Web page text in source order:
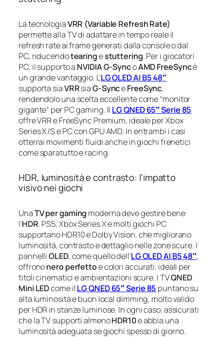
La tecnologiaVRR (Variable Refresh Rate)
permette alla TV di adattare in tempo reale il
refresh rate ai frame generati dalla console o dal
PC, riducendotearingestuttering. Per i giocatori
PC, il supporto a NVIDIA G-SyncoAMD FreeSyncè
un grande vantaggio. L’LG OLED AI B5 48″
supporta siaVRRsiaG-SynceFreeSync,
rendendolo una scelta eccellente come “monitor
gigante” per PC gaming. Il LG QNED 65″ Serie 85
offre VRR e FreeSync Premium, ideale per Xbox
Series X/S e PC con GPU AMD. In entrambi i casi
otterrai movimenti fluidi anche in giochi frenetici
come sparatutto e racing.
HDR, luminosità e contrasto: l’impatto
visivo nei giochi
UnaTV per gaming moderna deve gestire bene
l’HDR. PS5, Xbox Series X e molti giochi PC
supportano HDR10 e Dolby Vision, che migliorano
luminosità, contrasto e dettaglio nelle zone scure. I
pannelliOLED, come quello dell’LG OLED AI B5 48″,
offrononero perfettoe colori accurati, ideali per
titoli cinematici e ambientazioni scure. I TVQNED
Mini LEDcome ilLG QNED 65″ Serie 85 puntano su
alta luminosità e buon local dimming, molto valido
per HDR in stanze luminose. In ogni caso, assicurati
che la TV supporti almenoHDR10e abbia una
luminosità adeguata se giochi spesso di giorno.